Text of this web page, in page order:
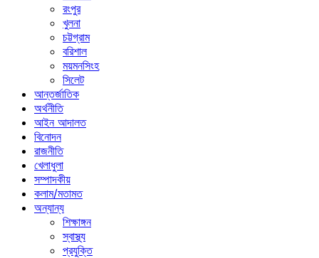
রংপুর
খুলনা
চট্টগ্রাম
বরিশাল
ময়মনসিংহ
সিলেট
আন্তর্জাতিক
অর্থনীতি
আইন আদালত
বিনোদন
রাজনীতি
খেলাধুলা
সম্পাদকীয়
কলাম/মতামত
অন্যান্য
শিক্ষাঙ্গন
স্বাস্থ্য
প্রযুক্তি